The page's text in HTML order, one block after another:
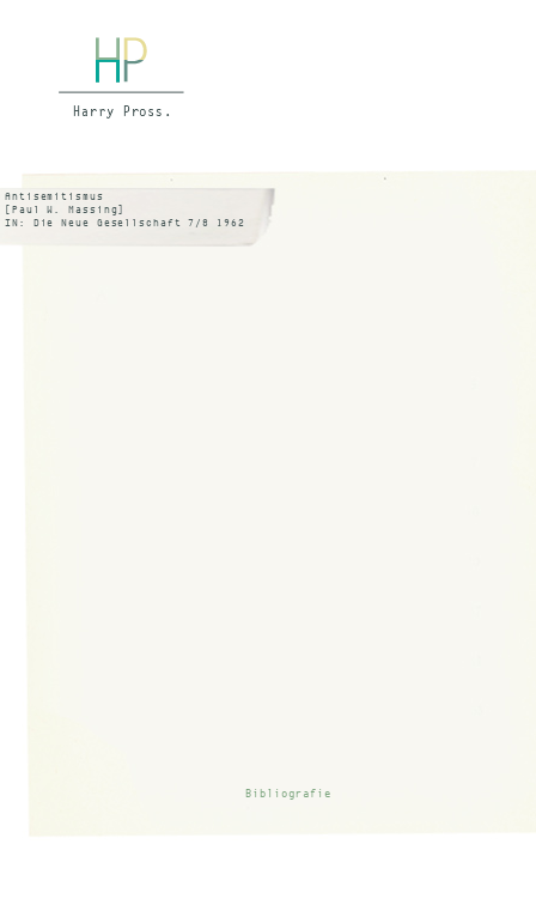
Antisemitismus
[Paul W. Massing]
IN: Die Neue Gesellschaft 7/8 1962
Bibliografie